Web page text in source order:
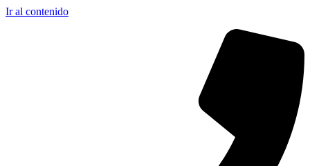
Ir al contenido